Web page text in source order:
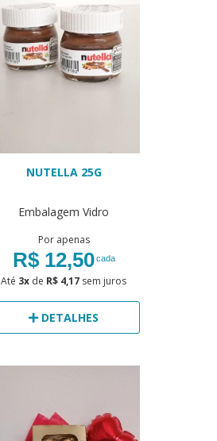
NUTELLA 25G
Embalagem Vidro
Por apenas
R$ 12,50cada
Até 3x de R$ 4,17 sem juros
DETALHES